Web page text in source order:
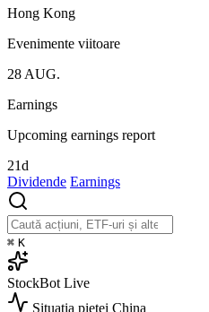
Hong Kong
Evenimente viitoare
28 AUG.
Earnings
Upcoming earnings report
21d
Dividende Earnings
⌘ K
StockBot Live
Situația pieței China